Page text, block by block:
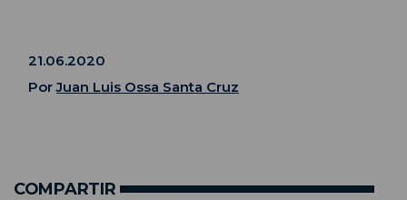
21.06.2020
PorJuan Luis Ossa Santa Cruz
COMPARTIR